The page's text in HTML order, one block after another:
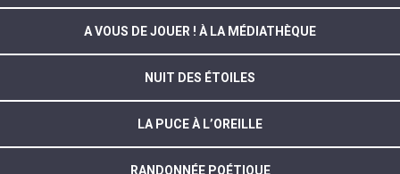
A VOUS DE JOUER ! À LA MÉDIATHÈQUE
NUIT DES ÉTOILES
LA PUCE À L’OREILLE
RANDONNÉE POÉTIQUE